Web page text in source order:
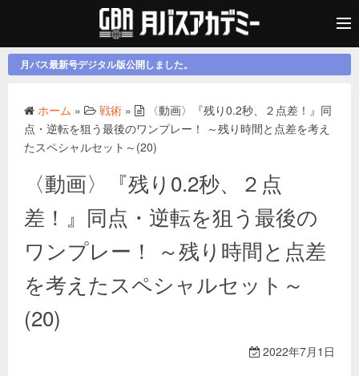
月バス最新号デジタル版公開しました。
ホーム » 戦術 »
〈動画〉『残り0.2秒、２点差！』同
点・逆転を狙う最後のワンプレー！ ～残り時間と点差を考え
たスペシャルセット～(20)
〈動画〉『残り0.2秒、２点
差！』同点・逆転を狙う最後の
ワンプレー！ ～残り時間と点差
を考えたスペシャルセット～
(20)
2022年7月1日